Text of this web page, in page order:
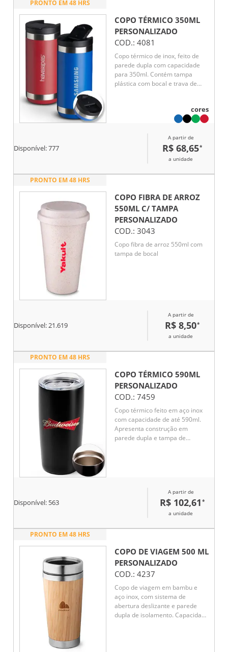
PRONTO EM 48 HRS
COPO TÉRMICO 350ML
PERSONALIZADO
COD.: 4081
Copo térmico de inox, feito de
parede dupla com capacidade
para 350ml. Contém tampa
plástica com bocal e trava de
cores
Disponível:777
A partir de
R$ 68,65*
a unidade
PRONTO EM 48 HRS
COPO FIBRA DE ARROZ
550ML C/ TAMPA
PERSONALIZADO
COD.: 3043
Copo fibra de arroz 550ml com
tampa de bocal
Disponível:21.619
A partir de
R$ 8,50*
a unidade
PRONTO EM 48 HRS
COPO TÉRMICO 590ML
PERSONALIZADO
COD.: 7459
Copo térmico feito em aço inox
com capacidade de até 590ml.
Apresenta construção em
parede dupla e tampa de
Além disso, conta ainda com
base emborrachada
Disponível: 563
A partir de
R$ 102,61 *
a unidade
PRONTO EM 48 HRS
COPO DE VIAGEM 500 ML
PERSONALIZADO
COD.: 4237
Copo de viagem em bambu e
aço inox, com sistema de
abertura deslizante e parede
dupla de isolamento. Capacidade